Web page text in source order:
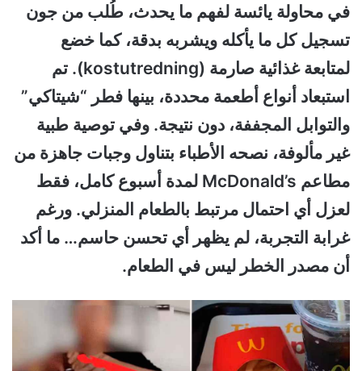
في محاولة يائسة لفهم ما يحدث، طُلب من جون
تسجيل كل ما يأكله ويشربه بدقة، كما خضع
لمتابعة غذائية صارمة (kostutredning). تم
استبعاد أنواع أطعمة محددة، بينها فطر “شيتاكي”
والتوابل المجففة، دون نتيجة. وفي توصية طبية
غير مألوفة، نصحه الأطباء بتناول وجبات جاهزة من
مطاعم McDonald’s لمدة أسبوع كامل، فقط
لعزل أي احتمال مرتبط بالطعام المنزلي. ورغم
غرابة التجربة، لم يظهر أي تحسن حاسم… ما أكد
أن مصدر الخطر ليس في الطعام.